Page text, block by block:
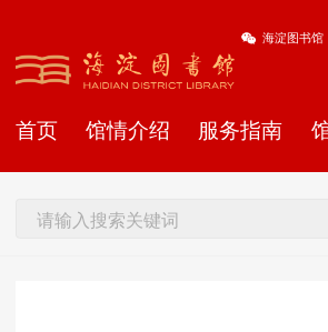
海淀图书馆
首页 馆情介绍 服务指南